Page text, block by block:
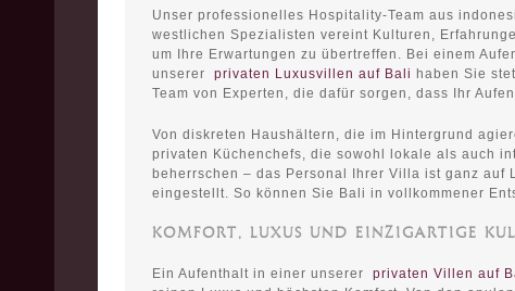
Unser professionelles Hospitality-Team aus
westlichen Spezialisten vereint Kulturen,
um Ihre Erwartungen zu übertreffen. Bei einem
unserer privaten Luxusvillen auf Bali haben Sie
Team von Experten, die dafür sorgen, dass Ihr
Von diskreten Haushältern, die im Hintergrund
privaten Küchenchefs, die sowohl lokale als auch
beherrschen – das Personal Ihrer Villa ist ganz auf
eingestellt. So können Sie Bali in vollkommener
KOMFORT, LUXUS UND EINZIGARTIGE
Ein Aufenthalt in einer unserer privaten Villen auf